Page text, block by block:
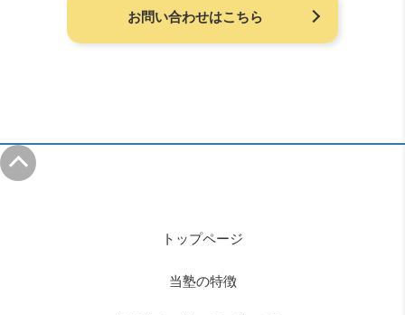
お問い合わせはこちら
トップページ
当塾の特徴